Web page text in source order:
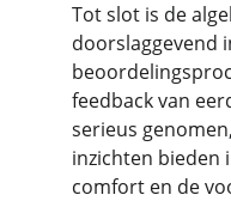
Tot slot is de
doorslaggevend
feedback van
serieus
inzichten bieden
comfort en de